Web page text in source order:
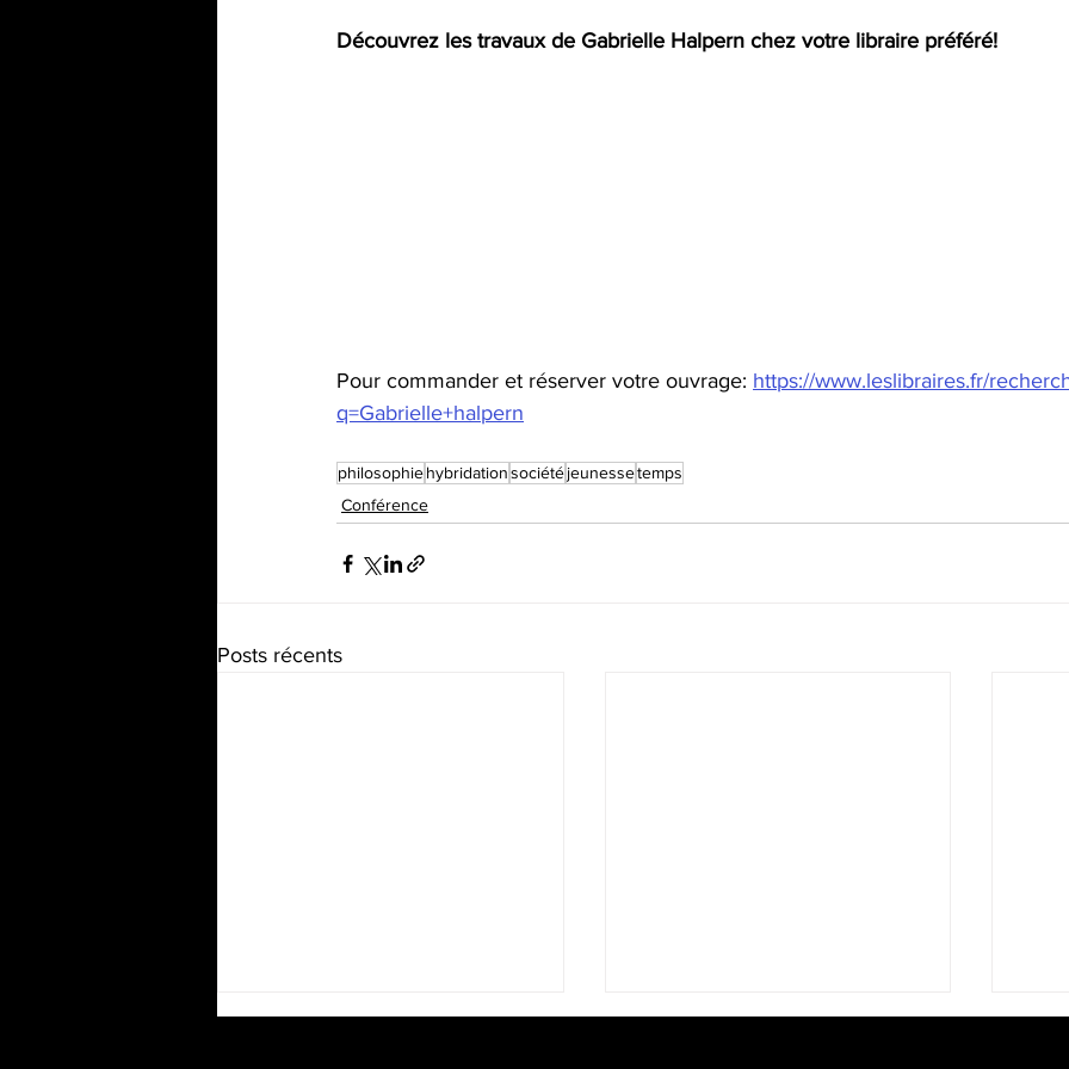
Découvrez les travaux de Gabrielle Halpern chez votre libraire préféré!
Pour commander et réserver votre ouvrage: https://www.leslibraires.fr/
q=Gabrielle+halpern
philosophiehybridationsociétéjeunessetemps
Conférence
Posts récents